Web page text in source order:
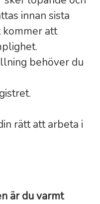
innan sista
kommer att
behöver du
rätt att arbeta i
är du varmt